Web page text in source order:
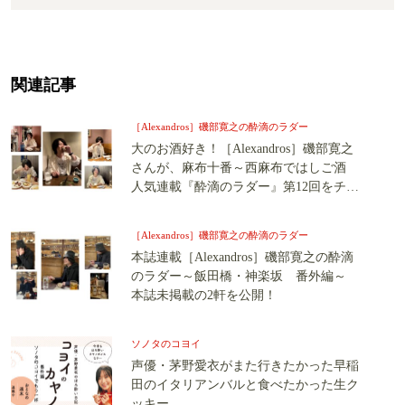
関連記事
［Alexandros］磯部寛之の酔滴のラダー
大のお酒好き！［Alexandros］磯部寛之
さんが、麻布十番～西麻布ではしご酒
人気連載『酔滴のラダー』第12回をチラ
［Alexandros］磯部寛之の酔滴のラダー
本誌連載［Alexandros］磯部寛之の酔滴
のラダー～飯田橋・神楽坂 番外編～
本誌未掲載の2軒を公開！
ソノタのコヨイ
声優・茅野愛衣がまた行きたかった早稲
田のイタリアンバルと食べたかった生ク